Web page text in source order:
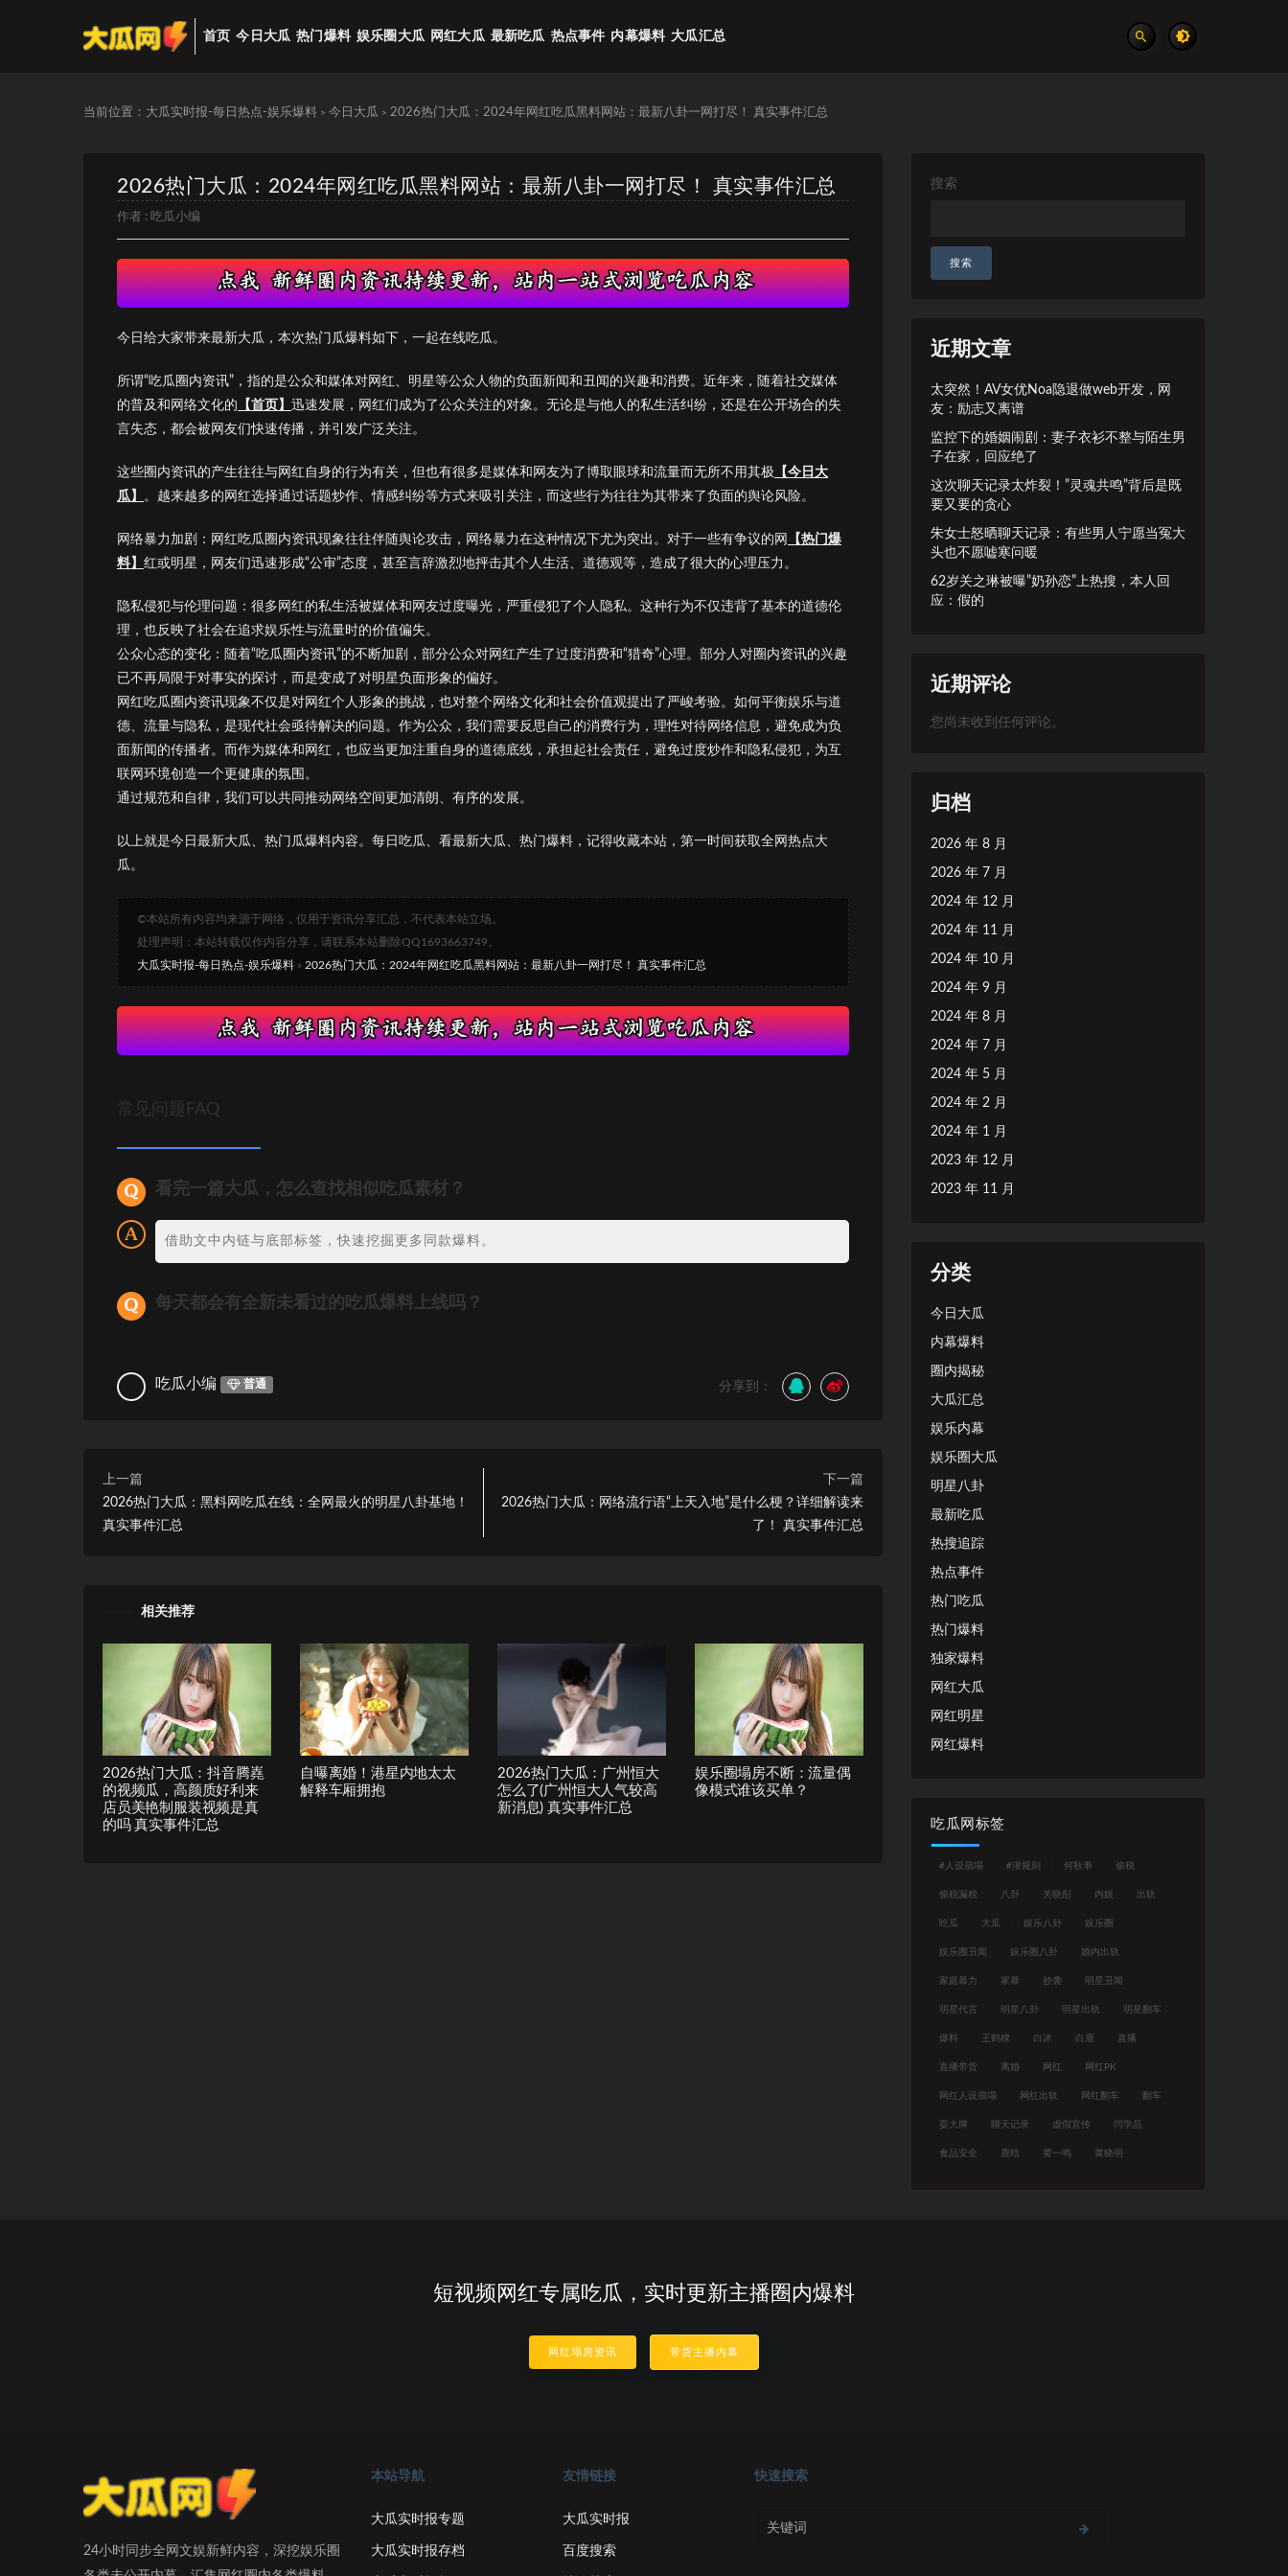
首页 今日大瓜 热门爆料 娱乐圈大瓜 网红大瓜 最新吃瓜 热点事件 内幕爆料 大瓜汇总
当前位置： 大瓜实时报-每日热点-娱乐爆料 > 今日大瓜 > 2026热门大瓜：2024年网红吃瓜黑料网站：最新八卦一网打尽！ 真实事件汇总
2026热门大瓜：2024年网红吃瓜黑料网站：最新八卦一网打尽！ 真实事件汇总
作者 : 吃瓜小编
今日给大家带来最新大瓜，本次热门瓜爆料如下，一起在线吃瓜。
所谓“吃瓜圈内资讯”，指的是公众和媒体对网红、明星等公众人物的负面新闻和丑闻的兴趣和消费。近年来，随着社交媒体
的普及和网络文化的 【首页】 迅速发展，网红们成为了公众关注的对象。无论是与他人的私生活纠纷，还是在公开场合的失
言失态，都会被网友们快速传播，并引发广泛关注。
这些圈内资讯的产生往往与网红自身的行为有关，但也有很多是媒体和网友为了博取眼球和流量而无所不用其极 【今日大
瓜】 。越来越多的网红选择通过话题炒作、情感纠纷等方式来吸引关注，而这些行为往往为其带来了负面的舆论风险。
网络暴力加剧：网红吃瓜圈内资讯现象往往伴随舆论攻击，网络暴力在这种情况下尤为突出。对于一些有争议的网
【热门爆
料】 红或明星，网友们迅速形成“公审”态度，甚至言辞激烈地抨击其个人生活、道德观等，造成了很大的心理压力。
隐私侵犯与伦理问题：很多网红的私生活被媒体和网友过度曝光，严重侵犯了个人隐私。这种行为不仅违背了基本的道德伦
理，也反映了社会在追求娱乐性与流量时的价值偏失。
公众心态的变化：随着“吃瓜圈内资讯”的不断加剧，部分公众对网红产生了过度消费和“猎奇”心理。部分人对圈内资讯的兴趣
已不再局限于对事实的探讨，而是变成了对明星负面形象的偏好。
网红吃瓜圈内资讯现象不仅是对网红个人形象的挑战，也对整个网络文化和社会价值观提出了严峻考验。如何平衡娱乐与道
德、流量与隐私，是现代社会亟待解决的问题。作为公众，我们需要反思自己的消费行为，理性对待网络信息，避免成为负
面新闻的传播者。而作为媒体和网红，也应当更加注重自身的道德底线，承担起社会责任，避免过度炒作和隐私侵犯，为互
联网环境创造一个更健康的氛围。
通过规范和自律，我们可以共同推动网络空间更加清朗、有序的发展。
以上就是今日最新大瓜、热门瓜爆料内容。每日吃瓜、看最新大瓜、热门爆料，记得收藏本站，第一时间获取全网热点大
瓜。
©本站所有内容均来源于网络，仅用于资讯分享汇总，不代表本站立场。
处理声明：本站转载仅作内容分享，请联系本站删除QQ1693663749。
大瓜实时报-每日热点-娱乐爆料 » 2026热门大瓜：2024年网红吃瓜黑料网站：最新八卦一网打尽！ 真实事件汇总
常见问题FAQ
看完一篇大瓜，怎么查找相似吃瓜素材？
借助文中内链与底部标签，快速挖掘更多同款爆料。
每天都会有全新未看过的吃瓜爆料上线吗？
吃瓜小编 普通 分享到：
上一篇
2026热门大瓜：黑料网吃瓜在线：全网最火的明星八卦基地！
真实事件汇总
下一篇
2026热门大瓜：网络流行语“上天入地”是什么梗？详细解读来
了！ 真实事件汇总
相关推荐
2026热门大瓜：抖音腾嶤
的视频瓜，高颜质好利来
店员美艳制服装视频是真
的吗 真实事件汇总
自曝离婚！港星内地太太
解释车厢拥抱
2026热门大瓜：广州恒大
怎么了(广州恒大人气较高
新消息) 真实事件汇总
娱乐圈塌房不断：流量偶
像模式谁该买单？
搜索
搜索
近期文章
太突然！AV女优Noa隐退做web开发，网
友：励志又离谱
监控下的婚姻闹剧：妻子衣衫不整与陌生男
子在家，回应绝了
这次聊天记录太炸裂！”灵魂共鸣”背后是既
要又要的贪心
朱女士怒晒聊天记录：有些男人宁愿当冤大
头也不愿嘘寒问暖
62岁关之琳被曝”奶孙恋”上热搜，本人回
应：假的
近期评论
您尚未收到任何评论。
归档
2026 年 8 月
2026 年 7 月
2024 年 12 月
2024 年 11 月
2024 年 10 月
2024 年 9 月
2024 年 8 月
2024 年 7 月
2024 年 5 月
2024 年 2 月
2024 年 1 月
2023 年 12 月
2023 年 11 月
分类
今日大瓜
内幕爆料
圈内揭秘
大瓜汇总
娱乐内幕
娱乐圈大瓜
明星八卦
最新吃瓜
热搜追踪
热点事件
热门吃瓜
热门爆料
独家爆料
网红大瓜
网红明星
网红爆料
吃瓜网标签
#人设崩塌 #潜规则 何秋亊 偷税
偷税漏税 八卦 关晓彤 内娱 出轨
吃瓜 大瓜 娱乐八卦 娱乐圈
娱乐圈丑闻 娱乐圈八卦 婚内出轨
家庭暴力 家暴 抄袭 明星丑闻
明星代言 明星八卦 明星出轨 明星翻车
爆料 王鹤棣 白冰 白鹿 直播
直播带货 离婚 网红 网红PK
网红人设崩塌 网红出轨 网红翻车 翻车
耍大牌 聊天记录 虚假宣传 闫学晶
食品安全 鹿晗 黄一鸣 黄晓明
短视频网红专属吃瓜，实时更新主播圈内爆料
网红塌房资讯 带货主播内幕
24小时同步全网文娱新鲜内容，深挖娱乐圈
本站导航
大瓜实时报专题
大瓜实时报存档
友情链接
大瓜实时报
百度搜索
快速搜索